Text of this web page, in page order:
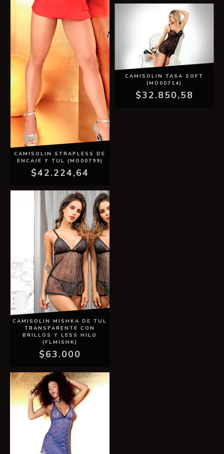
CAMISOLIN STRAPLESS DE
ENCAJE Y TUL (MO00799)
$42.224,64
CAMISOLIN MISHKA DE TUL
TRANSPARENTE CON
BRILLOS Y LESS HILO
(FLMISHK)
$63.000
CAMISOLIN TASA SOFT
(MO00714)
$32.850,58